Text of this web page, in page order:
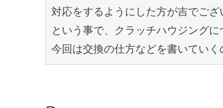
対応をするようにした方が吉でござ
という事で、クラッチハウジングに
今回は交換の仕方などを書いてい